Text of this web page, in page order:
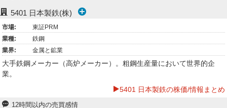
ク
5401 日本製鉄(株)
市場:
東証PRM
業種:
鉄鋼
業界:
金属と鉱業
大手鉄鋼メーカー（高炉メーカー）。粗鋼生産量において世界的企
業。
5401 日本製鉄の株価/情報まとめ
12時間以内の売買感情